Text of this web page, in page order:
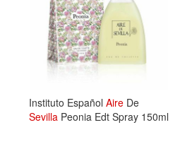
Instituto Español Aire De
Sevilla Peonia Edt Spray 150ml